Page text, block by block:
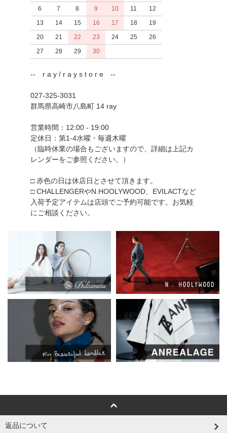
6
7 8 9 10 11
12
13
14 15 16 17 18
19
20
21 22 23 24 25
26
27
28 29 30
-- r a y / r a y s t o r e --
027-325-3031
群馬県高崎市八島町 14 ray
営業時間：12:00 - 19:00
定休日：第1-4水曜・毎週木曜
（臨時休業の場合もございますので、詳細は上記カ
レンダーをご参照ください。）
□ 赤色の日は休店日とさせて頂きます。
□ CHALLENGERやN.HOOLYWOOD、EVILACTなど
入荷予定アイテムは店頭でご予約可能です。お気軽
にご相談ください。
返品について